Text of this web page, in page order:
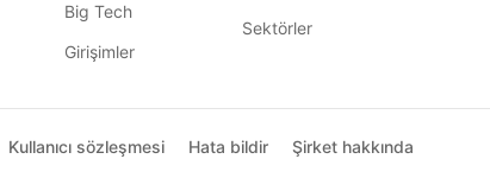
Big Tech
Girişimler
Sektörler
Kullanıcı sözleşmesi Hata bildir Şirket hakkında